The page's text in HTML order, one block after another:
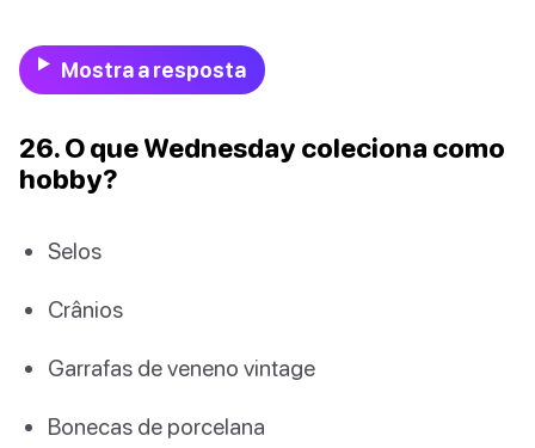
Mostra a resposta
26. O que Wednesday coleciona como
hobby?
Selos
Crânios
Garrafas de veneno vintage
Bonecas de porcelana